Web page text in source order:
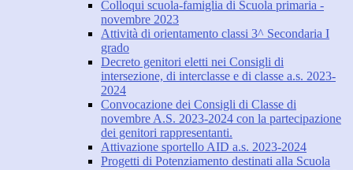
Colloqui scuola-famiglia di Scuola primaria -
novembre 2023
Attività di orientamento classi 3^ Secondaria I
grado
Decreto genitori eletti nei Consigli di
intersezione, di interclasse e di classe a.s. 2023-
2024
Convocazione dei Consigli di Classe di
novembre A.S. 2023-2024 con la partecipazione
dei genitori rappresentanti.
Attivazione sportello AID a.s. 2023-2024
Progetti di Potenziamento destinati alla Scuola